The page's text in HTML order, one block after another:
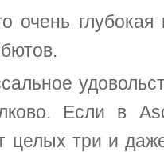
очень
Если в
целых три и